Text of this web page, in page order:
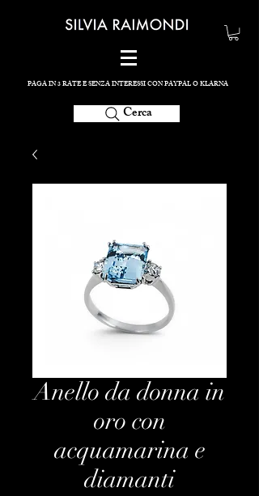
PAGA IN 3 RATE E SENZA INTERESSI CON PAYPAL O KLARNA
Cerca
Anello da donna in
oro con
acquamarina e
diamanti